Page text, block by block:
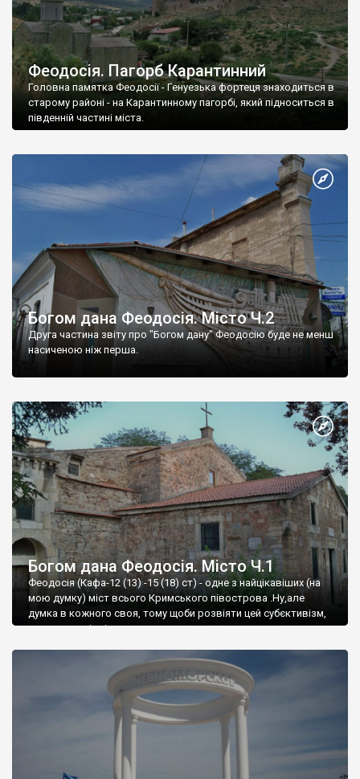
Феодосія. Пагорб Карантинний
Головна памятка Феодосії - Генуезька фортеця знаходиться в
старому районі - на Карантинному пагорбі, який підноситься в
південній частині міста.
Богом дана Феодосія. Місто Ч.2
Друга частина звіту про "Богом дану" Феодосію буде не менш
насиченою ніж перша.
Богом дана Феодосія. Місто Ч.1
Феодосія (Кафа-12 (13) -15 (18) ст) - одне з найцікавіших (на
мою думку) міст всього Кримського півострова .Ну,але
думка в кожного своя, тому щоби розвіяти цей субєктивізм,
запрошую відвідати це